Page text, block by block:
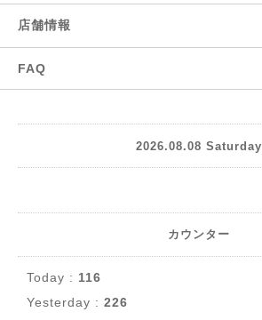
店舗情報
FAQ
2026.08.08 Saturday
カウンター
Today : 116
Yesterday : 226